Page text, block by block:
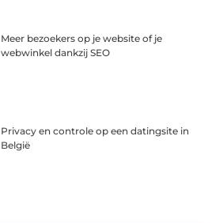
Meer bezoekers op je website of je
webwinkel dankzij SEO
Privacy en controle op een datingsite in
België